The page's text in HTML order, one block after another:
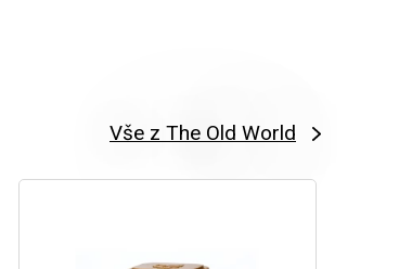
Vše z The Old World